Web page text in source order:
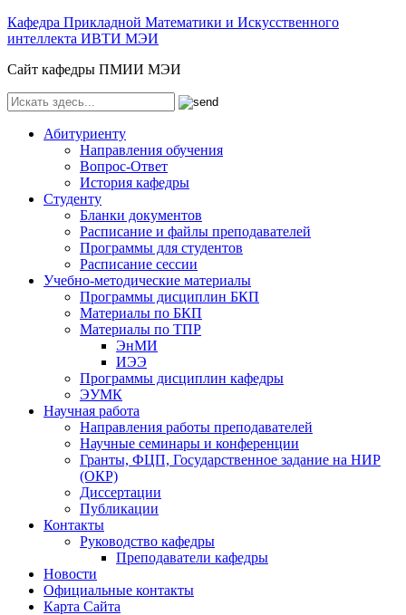
Кафедра Прикладной Математики и Искусственного
интеллекта ИВТИ МЭИ
Сайт кафедры ПМИИ МЭИ
Абитуриенту
Направления обучения
Вопрос-Ответ
История кафедры
Студенту
Бланки документов
Расписание и файлы преподавателей
Программы для студентов
Расписание сессии
Учебно-методические материалы
Программы дисциплин БКП
Материалы по БКП
Материалы по ТПР
ЭнМИ
ИЭЭ
Программы дисциплин кафедры
ЭУМК
Научная работа
Направления работы преподавателей
Научные семинары и конференции
Гранты, ФЦП, Государственное задание на НИР
(ОКР)
Диссертации
Публикации
Контакты
Руководство кафедры
Преподаватели кафедры
Новости
Официальные контакты
Карта Сайта